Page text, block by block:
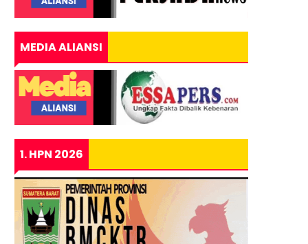
MEDIA ALIANSI
1. HPN 2026